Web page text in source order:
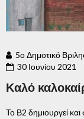
5ο Δημοτικό
30 Ιουνίου 2021
Καλό
Το Β2 δημιουργεί και